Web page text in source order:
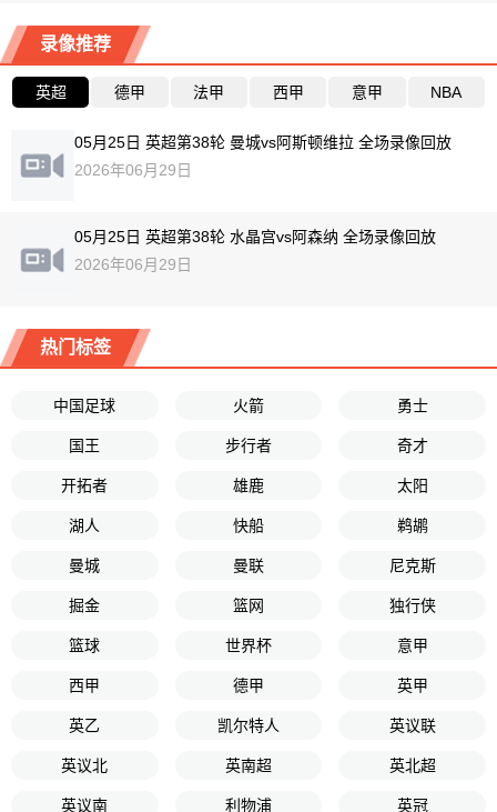
录像推荐
英超 德甲 法甲 西甲 意甲 NBA
05月25日 英超第38轮 曼城vs阿斯顿维拉 全场录像回放
2026年06月29日
05月25日 英超第38轮 水晶宫vs阿森纳 全场录像回放
2026年06月29日
热门标签
中国足球 火箭 勇士
国王 步行者 奇才
开拓者 雄鹿 太阳
湖人 快船 鹈鹕
曼城 曼联 尼克斯
掘金 篮网 独行侠
篮球 世界杯 意甲
西甲 德甲 英甲
英乙 凯尔特人 英议联
英议北 英南超 英北超
英议南 利物浦 英冠